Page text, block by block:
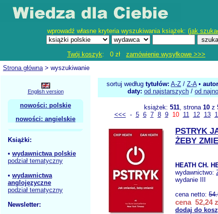
wprowadź własne kryteria wyszukiwania książek: (jak
Twój koszyk: 0 zł zamówienie wysyłkowe >>>
Strona główna> wyszukiwanie
English version
nowości: polskie
nowości: angielskie
Książki:
• wydawnictwa polskie
podział tematyczny
• wydawnictwa
anglojęzyczne
podział tematyczny
Newsletter:
sortuj według tytułów: A-Z / Z-A•
daty: od najstarszych / od
książek: 511, strona 10z
<<< - 5 6 7 8 9 10 11 12 13
PSTRYK
ŻEBY
HEATH CH.
wydawnictwo:
wydanie III
cena netto:
cena 52,24
dodaj do